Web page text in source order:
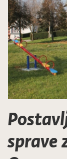
sprave